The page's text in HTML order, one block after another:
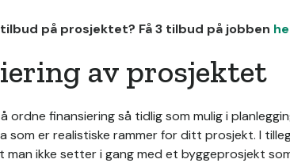
på prosjektet? Få 3 tilbud på jobben
av prosjektet
ordne finansiering så tidlig som mulig i
som er realistiske rammer for ditt prosjekt. I
man ikke setter i gang med et byggeprosjekt